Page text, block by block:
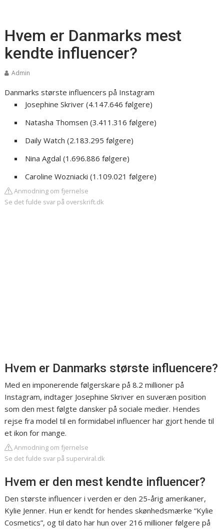
Hvem er Danmarks mest
kendte influencer?
Admin
Danmarks største influencers på Instagram
Josephine Skriver (4.147.646 følgere)
Natasha Thomsen (3.411.316 følgere)
Daily Watch (2.183.295 følgere)
Nina Agdal (1.696.886 følgere)
Caroline Wozniacki (1.109.021 følgere)
Anmodning om fjernelse
Se det fulde svar på overskrift.dk
Hvem er Danmarks største influencere?
Med en imponerende følgerskare på 8.2 millioner på
Instagram, indtager Josephine Skriver en suveræn position
som den mest følgte dansker på sociale medier. Hendes
rejse fra model til en formidabel influencer har gjort hende til
et ikon for mange.
Anmodning om fjernelse
Se det fulde svar på superviral.dk
Hvem er den mest kendte influencer?
Den største influencer i verden er den 25-årig amerikaner,
Kylie Jenner. Hun er kendt for hendes skønhedsmærke “Kylie
Cosmetics”, og til dato har hun over 216 millioner følgere på